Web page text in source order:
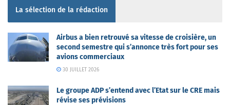
La sélection de la rédaction
Airbus a bien retrouvé sa vitesse de croisière, un
second semestre qui s’annonce très fort pour ses
avions commerciaux
30 JUILLET 2026
Le groupe ADP s’entend avec l’Etat sur le CRE mais
révise ses prévisions